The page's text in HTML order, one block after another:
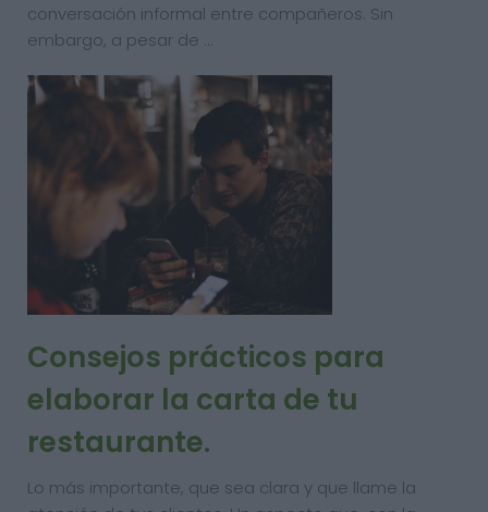
conversación informal entre compañeros. Sin
embargo, a pesar de …
Consejos prácticos para
elaborar la carta de tu
restaurante.
Lo más importante, que sea clara y que llame la